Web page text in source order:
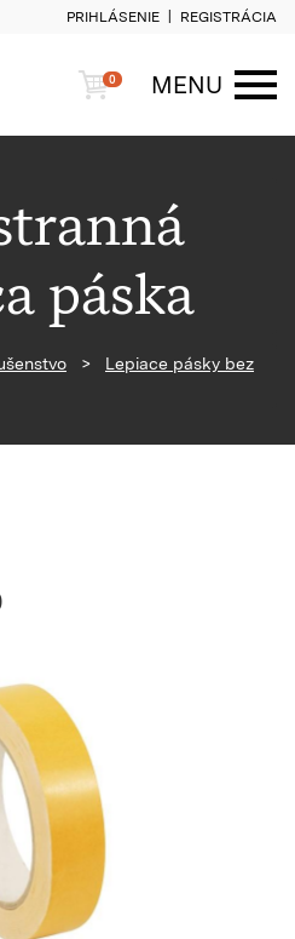
PRIHLÁSENIE REGISTRÁCIA
Košík
0
MENU
páska
Lepiace pásky bez